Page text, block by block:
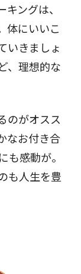
ングは、
体にいいこ
いきましょ
、理想的な
のがオスス
なお付き合
も感動が。
も人生を豊